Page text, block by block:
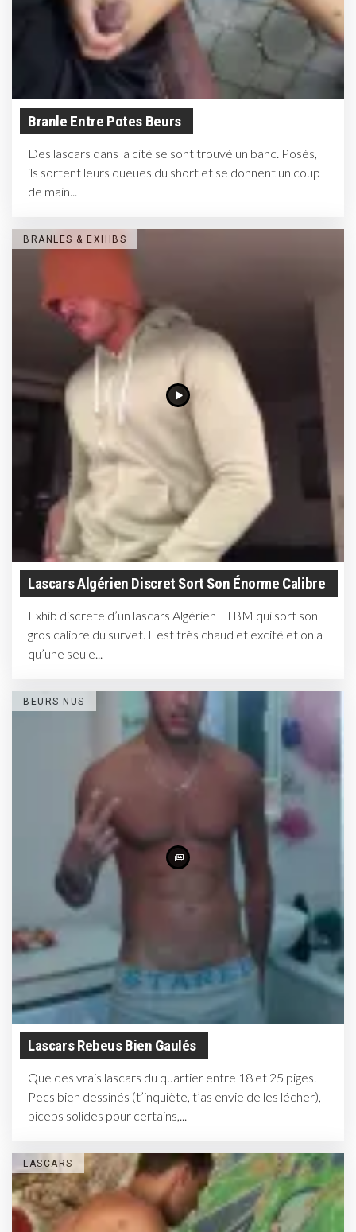
Branle Entre Potes Beurs
Des lascars dans la cité se sont trouvé un banc. Posés,
ils sortent leurs queues du short et se donnent un coup
de main...
BRANLES & EXHIBS
Lascars Algérien Discret Sort Son Énorme Calibre
Exhib discrete d’un lascars Algérien TTBM qui sort son
gros calibre du survet. Il est très chaud et excité et on a
qu’une seule...
BEURS NUS
Lascars Rebeus Bien Gaulés
Que des vrais lascars du quartier entre 18 et 25 piges.
Pecs bien dessinés (t’inquiète, t’as envie de les lécher),
biceps solides pour certains,...
LASCARS